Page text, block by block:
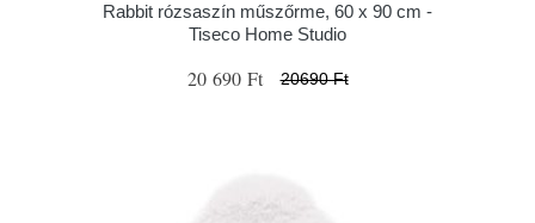
Rabbit rózsaszín műszőrme, 60 x 90 cm -
Tiseco Home Studio
20 690 Ft 20690 Ft